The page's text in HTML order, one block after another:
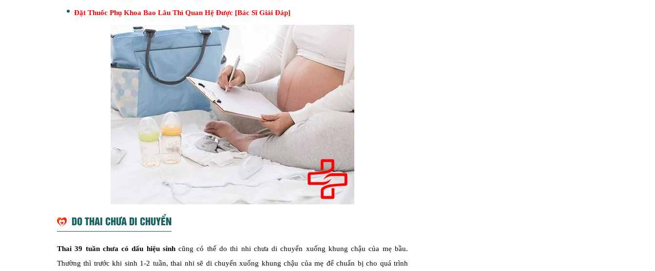
Đặt Thuốc Phụ Khoa Bao Lâu Thì Quan Hệ Được [Bác Sĩ Giải Đáp]
DO THAI CHƯA DI CHUYỂN
Thai 39 tuần chưa có dấu hiệu sinhcũng có thể do thi nhi chưa di chuyển xuống khung chậu của mẹ bầu.
Thường thì trước khi sinh 1-2 tuần, thai nhi sẽ di chuyển xuống khung chậu của mẹ để chuẩn bị cho quá trình